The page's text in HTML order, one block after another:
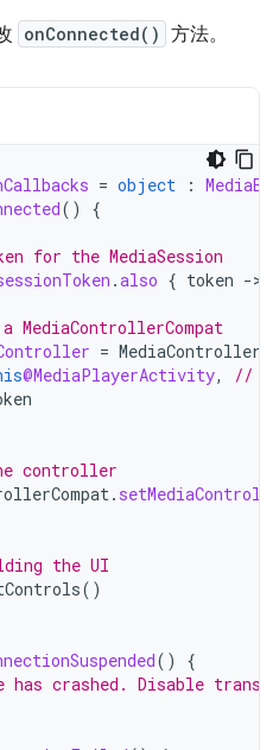
onConnected() 方法。
= object :
() {
for the MediaSession
.also { token ->
MediaControllerCompat
=
@MediaPlayerActivity,
//
controller
.
the UI
()
()
{
has crashed. Disable